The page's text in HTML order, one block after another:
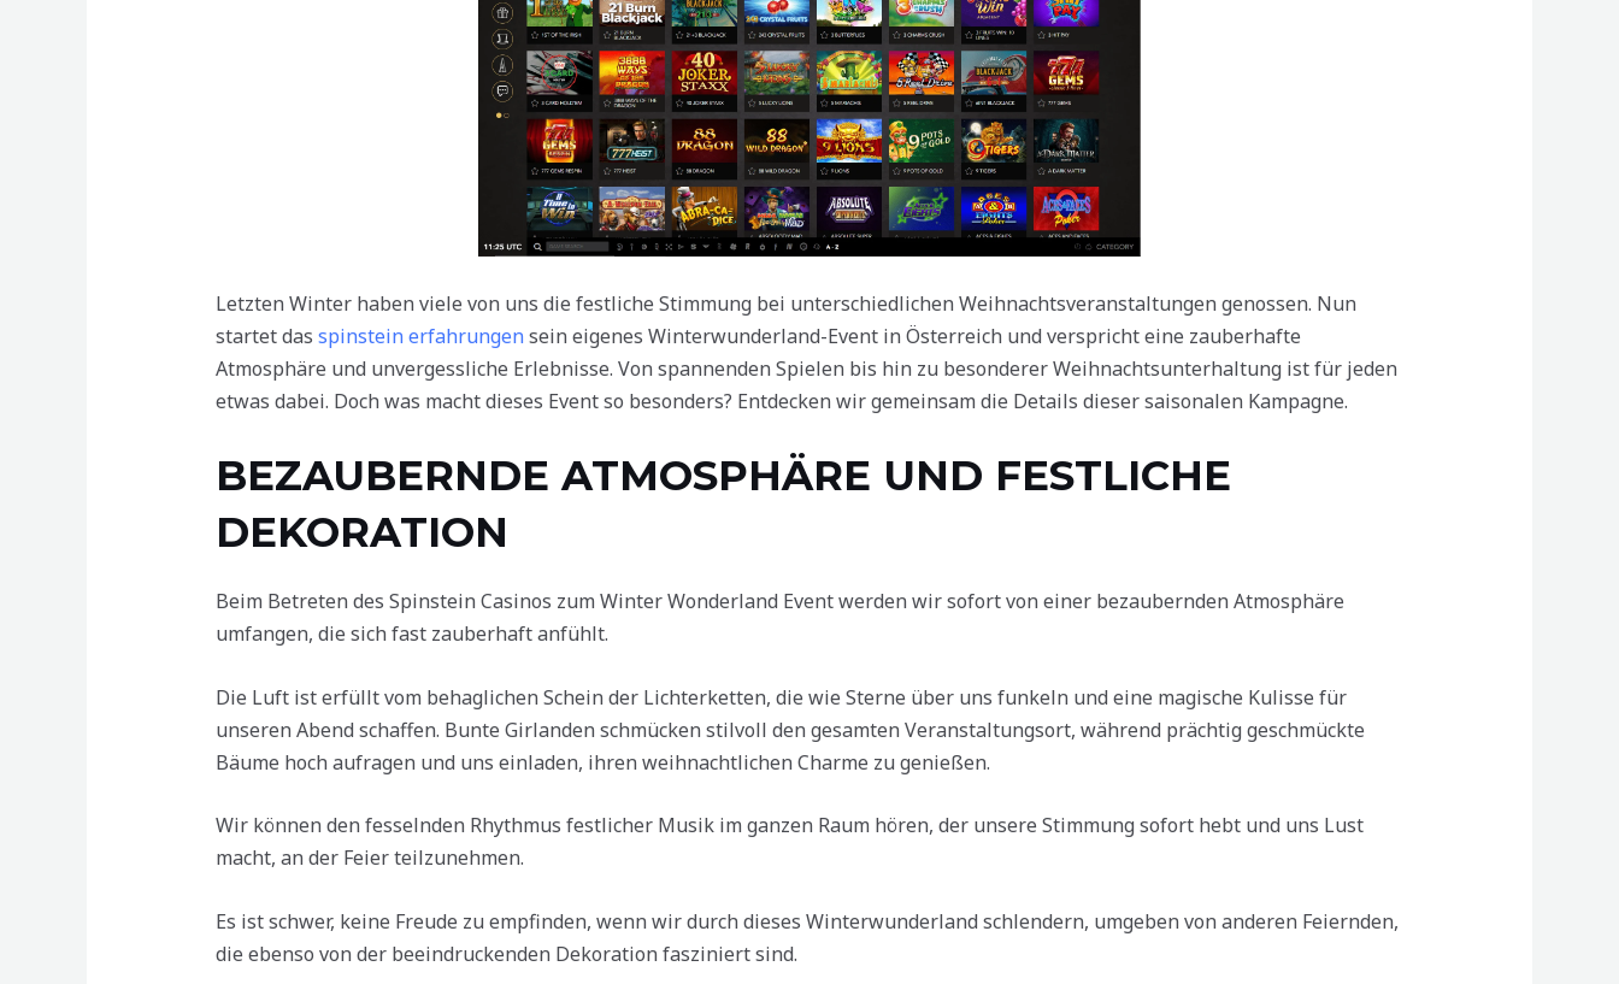
Letzten Winter haben viele von uns die festliche Stimmung bei unterschiedlichen Weihnachtsveranstaltungen genossen. Nun
startet das spinstein erfahrungensein eigenes Winterwunderland-Event in Österreich und verspricht eine zauberhafte
Atmosphäre und unvergessliche Erlebnisse. Von spannenden Spielen bis hin zu besonderer Weihnachtsunterhaltung ist für jeden
etwas dabei. Doch was macht dieses Event so besonders? Entdecken wir gemeinsam die Details dieser saisonalen Kampagne.
BEZAUBERNDE ATMOSPHÄRE UND FESTLICHE
DEKORATION
Beim Betreten des Spinstein Casinos zum Winter Wonderland Event werden wir sofort von einer bezaubernden Atmosphäre
umfangen, die sich fast zauberhaft anfühlt.
Die Luft ist erfüllt vom behaglichen Schein der Lichterketten, die wie Sterne über uns funkeln und eine magische Kulisse für
unseren Abend schaffen. Bunte Girlanden schmücken stilvoll den gesamten Veranstaltungsort, während prächtig geschmückte
Bäume hoch aufragen und uns einladen, ihren weihnachtlichen Charme zu genießen.
Wir können den fesselnden Rhythmus festlicher Musik im ganzen Raum hören, der unsere Stimmung sofort hebt und uns Lust
macht, an der Feier teilzunehmen.
Es ist schwer, keine Freude zu empfinden, wenn wir durch dieses Winterwunderland schlendern, umgeben von anderen Feiernden,
die ebenso von der beeindruckenden Dekoration fasziniert sind.